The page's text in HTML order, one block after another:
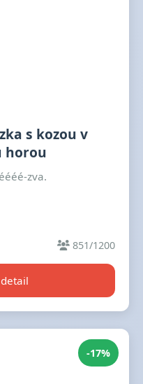
s kozou v
horou
zva.
851/1200
-17%